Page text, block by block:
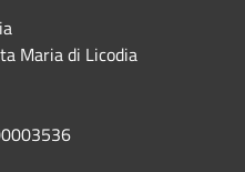
Maria di Licodia